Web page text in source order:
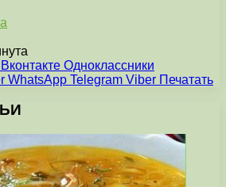
Вконтакте Одноклассники
WhatsApp Telegram Viber Печатать